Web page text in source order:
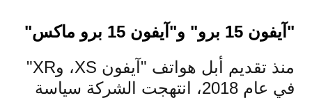
"آيفون 15 برو" و"آيفون 15 برو ماكس"
منذ تقديم أبل هواتف "آيفون XS، وXR"
في عام 2018، انتهجت الشركة سياسة